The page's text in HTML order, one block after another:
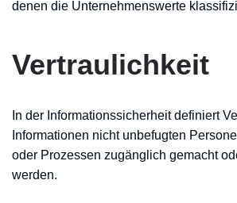
denen die Unternehmenswerte
Vertraulichkeit
In der Informationssicherheit definiert
Informationen nicht unbefugten
oder Prozessen zugänglich gemacht
werden.